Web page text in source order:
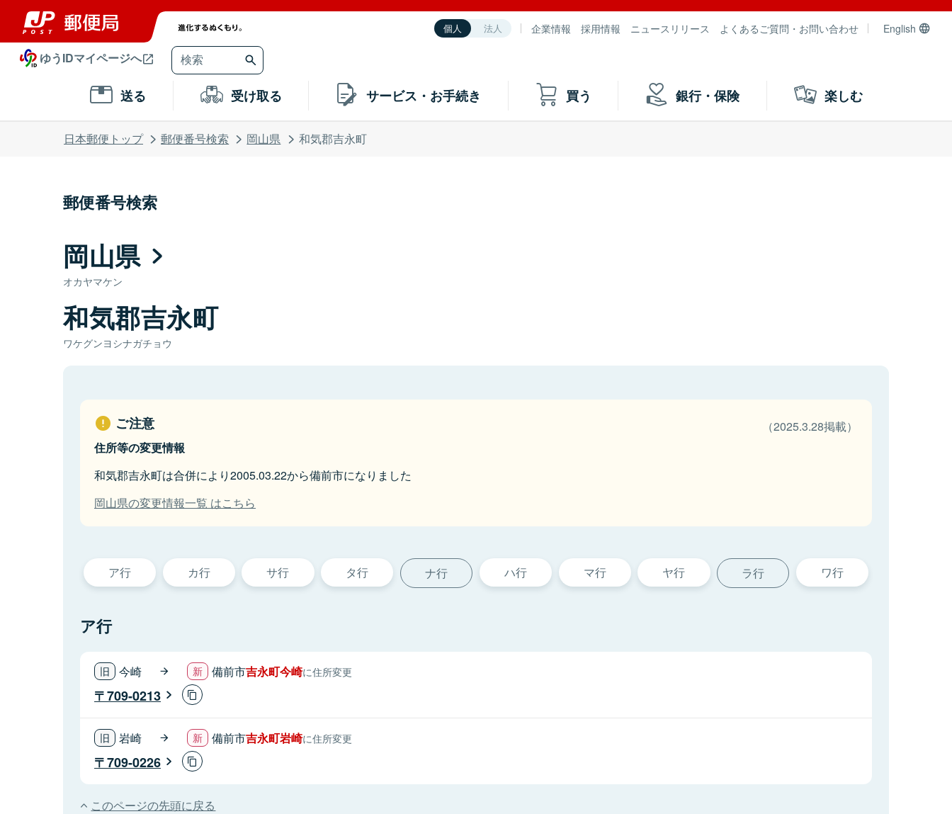
個人 法人 企業情報 採用情報 ニュースリリース よくあるご質問・お問い合わせ English
ゆうIDマイページへ
送る 受け取る サービス・お手続き 買う 銀行・保険 楽しむ
日本郵便トップ 郵便番号検索 岡山県 和気郡吉永町
郵便番号検索
岡山県
オカヤマケン
和気郡吉永町
ワケグンヨシナガチョウ
ご注意
（2025.3.28掲載）
住所等の変更情報
和気郡吉永町は合併により2005.03.22から備前市になりました
岡山県の変更情報一覧 はこちら
ア行 カ行 サ行 タ行 ナ行 ハ行 マ行 ヤ行 ラ行 ワ行
ア行
今崎 備前市吉永町今崎に住所変更
709-0213
岩崎 備前市吉永町岩崎に住所変更
709-0226
このページの先頭に戻る